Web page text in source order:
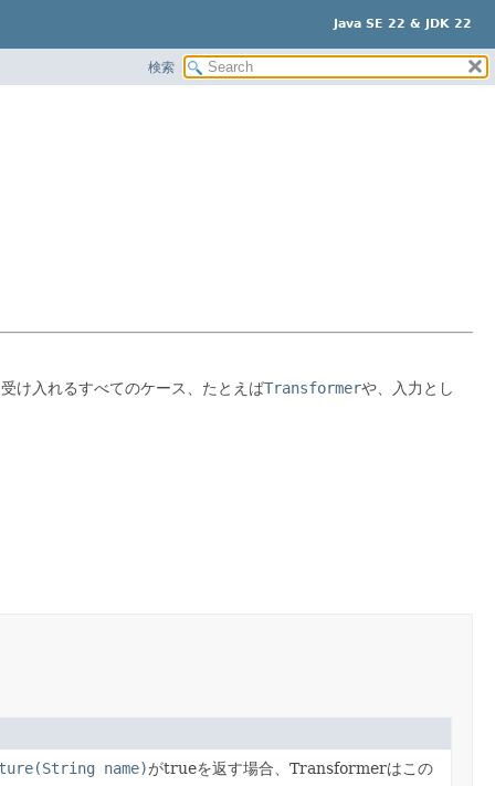
Java SE 22 & JDK 22
検索
け入れるすべてのケース、たとえばTransformerや、入力とし
name)がtrueを返す場合、Transformerはこの